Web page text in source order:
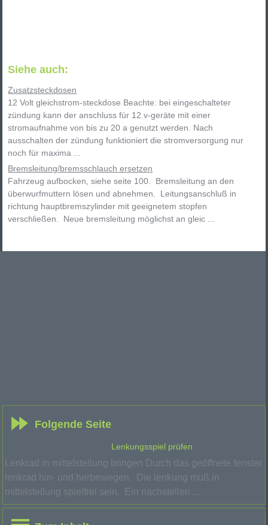
Siehe auch:
Zusatzsteckdosen
12 Volt gleichstrom-steckdose Beachte: bei eingeschalteter
zündung kann der anschluss für 12 v-geräte mit einer
stromaufnahme von bis zu 20 a genutzt werden. Nach
ausschalten der zündung funktioniert die stromversorgung nur
noch für maxima ...
Bremsleitung/bremsschlauch ersetzen
Fahrzeug aufbocken, siehe seite 100. Bremsleitung an den
überwurfmuttern lösen und abnehmen. Leitungsanschluß in
richtung hauptbremszylinder mit geeignetem stopfen
verschließen. Neue bremsleitung möglichst an gleic ...
Folgende Seite
Lenkungsspiel prüfen
Lenkrad in mittelstellung bringen Durch das geöffnete fenster
lenkrad hin- und herbewegen. Die lenkung muß in
mittelstellung spielfrei sein. Ein nachstellen ...